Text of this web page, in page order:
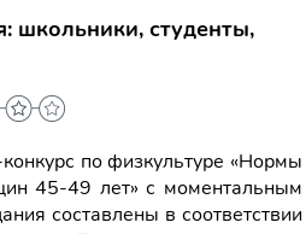
школьники, студенты,
по физкультуре «Нормы
45-49 лет» с моментальным
составлены в соответствии